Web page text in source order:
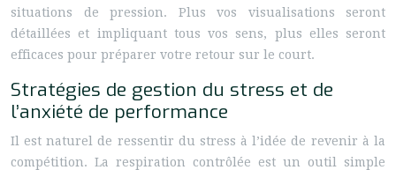
situations de pression. Plus vos visualisations seront
détaillées et impliquant tous vos sens, plus elles seront
efficaces pour préparer votre retour sur le court.
Stratégies de gestion du stress et de
l’anxiété de performance
Il est naturel de ressentir du stress à l’idée de revenir à la
compétition. La respiration contrôlée est un outil simple